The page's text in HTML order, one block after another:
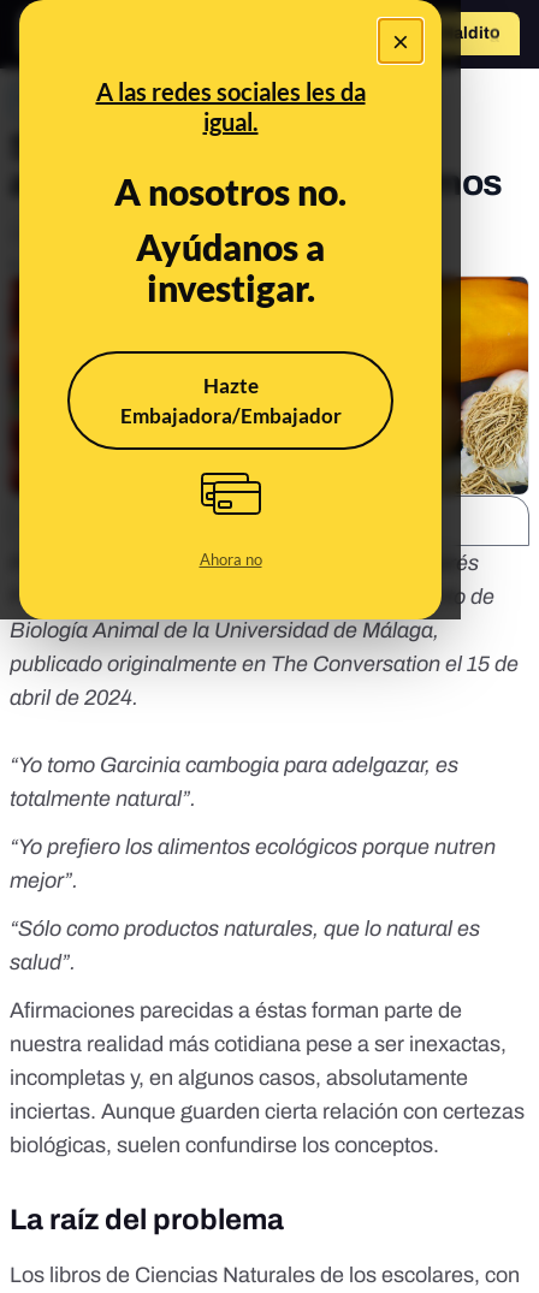
×
A las redes sociales les da
igual.
A nosotros no.
Ayúdanos a
investigar.
Hazte
Embajadora/Embajador
Ahora no
Hazte Maldito
PREBUNKING
Sano, natural, ecológico y
adelgazante no son sinónimos
Apr 26, 2024, 3:40:01 PM
Republicamos este tema de
A. Victoria de Andrés
Fernández
, profesora titular en el Departamento de
Biología Animal de la Universidad de Málaga,
publicado originalmente en The Conversation el 15 de
abril de 2024.
“Yo tomo Garcinia cambogia para adelgazar, es
totalmente natural”.
“Yo prefiero los alimentos ecológicos porque nutren
mejor”.
“Sólo como productos naturales, que lo natural es
salud”.
Afirmaciones parecidas a éstas forman parte de
nuestra realidad más cotidiana pese a ser inexactas,
incompletas y, en algunos casos, absolutamente
inciertas. Aunque guarden cierta relación con certezas
biológicas, suelen confundirse los conceptos.
La raíz del problema
Los libros de Ciencias Naturales de los escolares, con